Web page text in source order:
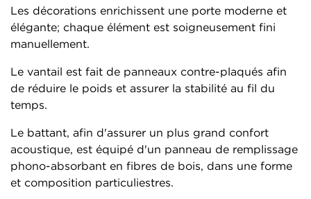
Les décorations enrichissent une porte moderne et
élégante; chaque élément est soigneusement fini
manuellement.
Le vantail est fait de panneaux contre-plaqués afin
de réduire le poids et assurer la stabilité au fil du
temps.
Le battant, afin d'assurer un plus grand confort
acoustique, est équipé d'un panneau de remplissage
phono-absorbant en fibres de bois, dans une forme
et composition particuliestres.